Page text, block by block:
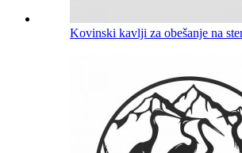
Kovinski kavlji za obešanje na